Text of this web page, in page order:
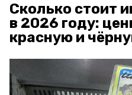
Сколько стоит
в 2026 году:
красную и